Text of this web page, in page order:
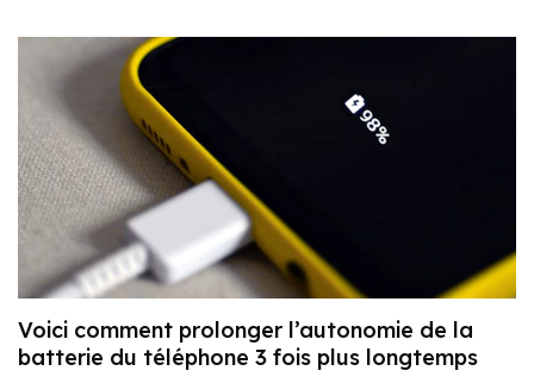
Voici comment prolonger l’autonomie de la
batterie du téléphone 3 fois plus longtemps